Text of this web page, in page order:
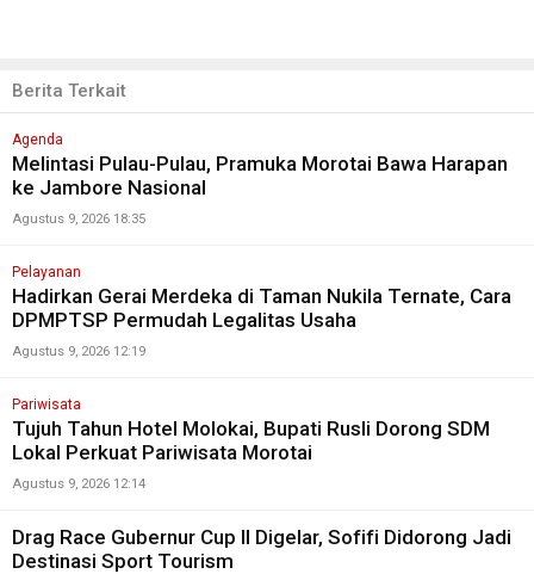
Berita Terkait
Agenda
Melintasi Pulau-Pulau, Pramuka Morotai Bawa Harapan
ke Jambore Nasional
Agustus 9, 2026 18:35
Pelayanan
Hadirkan Gerai Merdeka di Taman Nukila Ternate, Cara
DPMPTSP Permudah Legalitas Usaha
Agustus 9, 2026 12:19
Pariwisata
Tujuh Tahun Hotel Molokai, Bupati Rusli Dorong SDM
Lokal Perkuat Pariwisata Morotai
Agustus 9, 2026 12:14
Drag Race Gubernur Cup II Digelar, Sofifi Didorong Jadi
Destinasi Sport Tourism